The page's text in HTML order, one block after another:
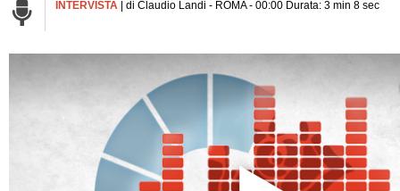
INTERVISTA | di Claudio Landi - ROMA - 00:00 Durata: 3 min 8 sec